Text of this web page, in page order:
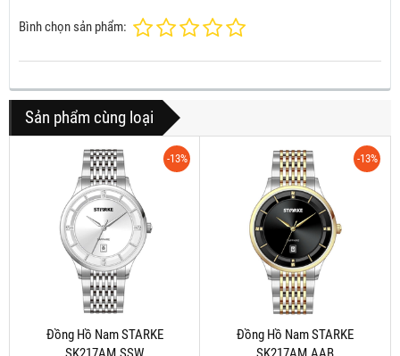
Bình chọn sản phẩm:
Sản phẩm cùng loại
-13%
Đồng Hồ Nam STARKE
-13%
Đồng Hồ Nam STARKE